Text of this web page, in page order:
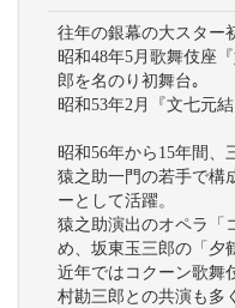
往年の銀幕の大スター
昭和48年5月歌舞伎座
郎を名のり初舞台｡
昭和53年2月『文七元
昭和56年から15年間、
猿之助一門の若手で構
ーとして活躍。
猿之助演出のオペラ「
め、坂東玉三郎の「夕
近年ではコクーン歌舞
村勘三郎との共演も多